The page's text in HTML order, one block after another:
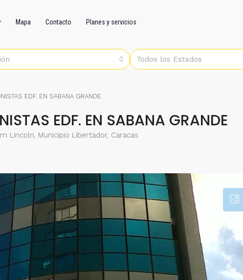
Mapa Contacto Planes y servicios
Todos los Estados
EDF. EN SABANA GRANDE
EDF. EN SABANA GRANDE
Lincoln, Municipio Libertador, Caracas